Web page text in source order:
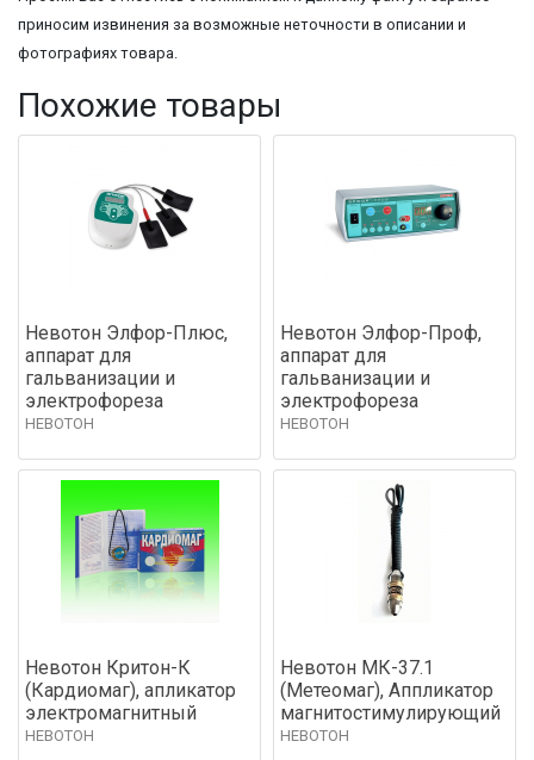
приносим извинения за возможные неточности в описании и
фотографиях товара.
Похожие товары
Невотон Элфор-Плюс,
аппарат для
гальванизации и
электрофореза
НЕВОТОН
Невотон Элфор-Проф,
аппарат для
гальванизации и
электрофореза
НЕВОТОН
Невотон Критон-К
(Кардиомаг), апликатор
электромагнитный
НЕВОТОН
Невотон МК-37.1
(Метеомаг), Аппликатор
магнитостимулирующий
НЕВОТОН